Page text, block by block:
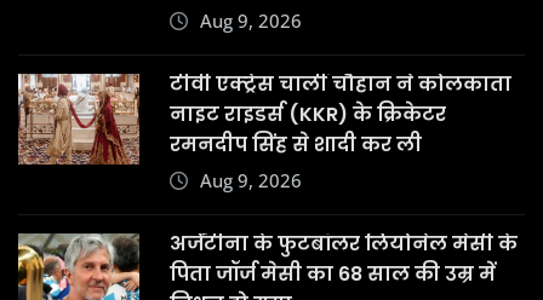
Aug 9, 2026
टीवी एक्ट्रेस चार्ली चौहान ने कोलकाता
नाइट राइडर्स (KKR) के क्रिकेटर
रमनदीप सिंह से शादी कर ली
Aug 9, 2026
अर्जेंटीना के फुटबॉलर लियोनेल मेसी के
पिता जॉर्ज मेसी का 68 साल की उम्र में